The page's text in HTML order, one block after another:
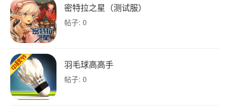
密特拉之星（测试服）
帖子: 0
羽毛球高高手
帖子: 0